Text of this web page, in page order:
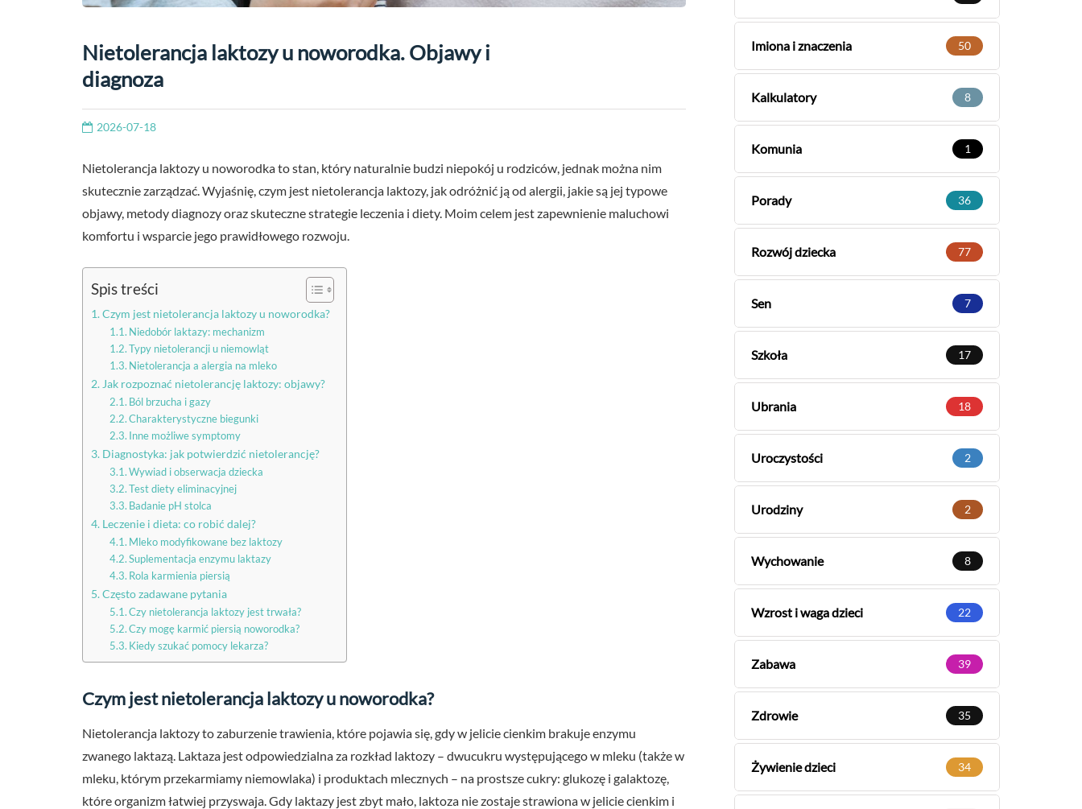
Nietolerancja laktozy u noworodka. Objawy i
diagnoza
2026-07-18
Nietolerancja laktozy u noworodka to stan, który naturalnie budzi niepokój u rodziców, jednak można nim
skutecznie zarządzać. Wyjaśnię, czym jest nietolerancja laktozy, jak odróżnić ją od alergii, jakie są jej typowe
objawy, metody diagnozy oraz skuteczne strategie leczenia i diety. Moim celem jest zapewnienie maluchowi
komfortu i wsparcie jego prawidłowego rozwoju.
Spis treści
Czym jest nietolerancja laktozy u noworodka?
Niedobór laktazy: mechanizm
Typy nietolerancji u niemowląt
Nietolerancja a alergia na mleko
Jak rozpoznać nietolerancję laktozy: objawy?
Ból brzucha i gazy
Charakterystyczne biegunki
Inne możliwe symptomy
Diagnostyka: jak potwierdzić nietolerancję?
Wywiad i obserwacja dziecka
Test diety eliminacyjnej
Badanie pH stolca
Leczenie i dieta: co robić dalej?
Mleko modyfikowane bez laktozy
Suplementacja enzymu laktazy
Rola karmienia piersią
Często zadawane pytania
Czy nietolerancja laktozy jest trwała?
Czy mogę karmić piersią noworodka?
Kiedy szukać pomocy lekarza?
Czym jest nietolerancja laktozy u noworodka?
Nietolerancja laktozy to zaburzenie trawienia, które pojawia się, gdy w jelicie cienkim brakuje enzymu
zwanego laktazą. Laktaza jest odpowiedzialna za rozkład laktozy – dwucukru występującego w mleku (także w
mleku, którym przekarmiamy niemowlaka) i produktach mlecznych – na prostsze cukry: glukozę i galaktozę,
które organizm łatwiej przyswaja. Gdy laktazy jest zbyt mało, laktoza nie zostaje strawiona w jelicie cienkim i
Imiona i znaczenia 50
Kalkulatory 8
Komunia 1
Porady 36
Rozwój dziecka 77
Sen 7
Szkoła 17
Ubrania 18
Uroczystości 2
Urodziny 2
Wychowanie 8
Wzrost i waga dzieci 22
Zabawa 39
Zdrowie 35
Żywienie dzieci 34